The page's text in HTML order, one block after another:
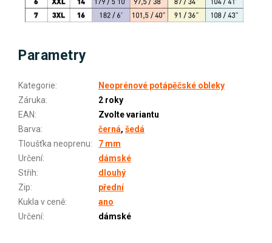
Parametry
Kategorie:
Neoprénové potápěčské obleky
Záruka:
2 roky
EAN:
Zvolte variantu
Barva: černá, šedá
Tloušťka neoprenu:
7 mm
Určení:
dámské
Střih:
dlouhý
Zip:
přední
Kukla v ceně:
ano
Určení: dámské